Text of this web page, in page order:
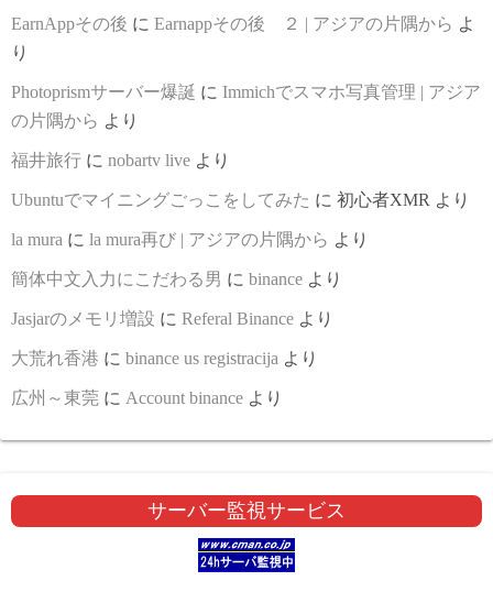
EarnAppその後 に Earnappその後 ２ | アジアの片隅から よ
り
Photoprismサーバー爆誕 に Immichでスマホ写真管理 | アジア
の片隅から より
福井旅行 に nobartv live より
Ubuntuでマイニングごっこをしてみた に 初心者XMR より
la mura に la mura再び | アジアの片隅から より
簡体中文入力にこだわる男 に binance より
Jasjarのメモリ増設 に Referal Binance より
大荒れ香港 に binance us registracija より
広州～東莞 に Account binance より
サーバー監視サービス